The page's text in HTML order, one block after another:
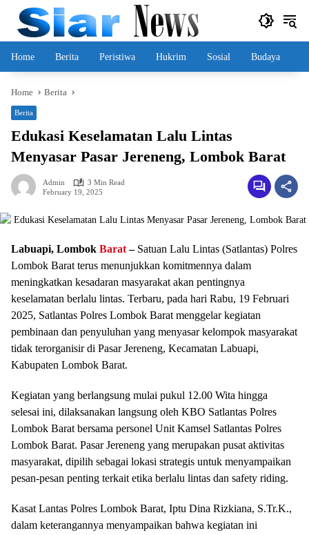
content
Home Berita Peristiwa Hukrim Sosial Budaya
Home Berita
Berita
Edukasi Keselamatan Lalu Lintas
Menyasar Pasar Jereneng, Lombok Barat
Admin
3 Min Read
February 19, 2025
Labuapi, Lombok Barat–Satuan Lalu Lintas (Satlantas) Polres
Lombok Barat terus menunjukkan komitmennya dalam
meningkatkan kesadaran masyarakat akan pentingnya
keselamatan berlalu lintas. Terbaru, pada hari Rabu, 19 Februari
2025, Satlantas Polres Lombok Barat menggelar kegiatan
pembinaan dan penyuluhan yang menyasar kelompok masyarakat
tidak terorganisir di Pasar Jereneng, Kecamatan Labuapi,
Kabupaten Lombok Barat.
Kegiatan yang berlangsung mulai pukul 12.00 Wita hingga
selesai ini, dilaksanakan langsung oleh KBO Satlantas Polres
Lombok Barat bersama personel Unit Kamsel Satlantas Polres
Lombok Barat. Pasar Jereneng yang merupakan pusat aktivitas
masyarakat, dipilih sebagai lokasi strategis untuk menyampaikan
pesan-pesan penting terkait etika berlalu lintas dan safety riding.
Kasat Lantas Polres Lombok Barat, Iptu Dina Rizkiana, S.Tr.K.,
dalam keterangannya menyampaikan bahwa kegiatan ini